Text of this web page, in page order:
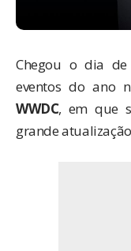
Chegou o dia
eventos do ano
WWDC, em que
grande